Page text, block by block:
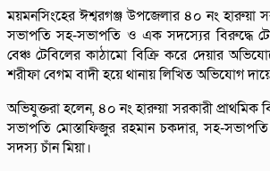
ময়মনসিংহের ঈশ্বরগঞ্জ উপজেলার ৪০ নং হারুয়া
সভাপতি সহ-সভাপতি ও এক সদস্যের বিরুদ্ধে
বেঞ্চ টেবিলের কাঠামো বিক্রি করে দেয়ার
শরীফা বেগম বাদী হয়ে থানায় লিখিত অভিযোগ
অভিযুক্তরা হলেন, ৪০ নং হারুয়া সরকারী প্রাথমিক
সভাপতি মোস্তাফিজুর রহমান চকদার, সহ-
সদস্য চাঁন মিয়া।